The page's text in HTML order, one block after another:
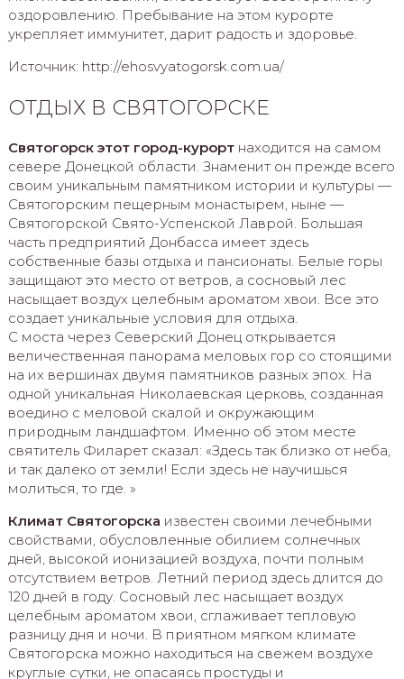
оздоровлению. Пребывание на этом курорте
укрепляет иммунитет, дарит радость и здоровье.
Источник: http://ehosvyatogorsk.com.ua/
ОТДЫХ В СВЯТОГОРСКЕ
Святогорск этот город-курортнаходится на самом
севере Донецкой области. Знаменит он прежде всего
своим уникальным памятником истории и культуры —
Святогорским пещерным монастырем, ныне —
Святогорской Свято-Успенской Лаврой. Большая
часть предприятий Донбасса имеет здесь
собственные базы отдыха и пансионаты. Белые горы
защищают это место от ветров, а сосновый лес
насыщает воздух целебным ароматом хвои. Все это
создает уникальные условия для отдыха.
С моста через Северский Донец открывается
величественная панорама меловых гор со стоящими
на их вершинах двумя памятников разных эпох. На
одной уникальная Николаевская церковь, созданная
воедино с меловой скалой и окружающим
природным ландшафтом. Именно об этом месте
святитель Филарет сказал: «Здесь так близко от неба,
и так далеко от земли! Если здесь не научишься
молиться, то где. »
Климат Святогорска известен своими лечебными
свойствами, обусловленные обилием солнечных
дней, высокой ионизацией воздуха, почти полным
отсутствием ветров. Летний период здесь длится до
120 дней в году. Сосновый лес насыщает воздух
целебным ароматом хвои, сглаживает тепловую
разницу дня и ночи. В приятном мягком климате
Святогорска можно находиться на свежем воздухе
круглые сутки, не опасаясь простуды и